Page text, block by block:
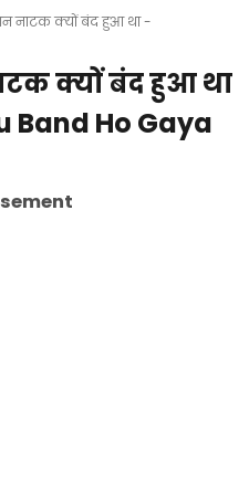
नाटक क्यों बंद हुआ था -
क्यों बंद हुआ था
Band Ho Gaya